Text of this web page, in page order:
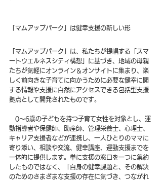
「マムアップパーク」は健幸支援の新しい形
「マムアップパーク」は、私たちが提唱する「スマ
ートウエルネスシティ構想」に基づき、地域の母親
たちが気軽にオンライン＆オンサイトに集まり、楽
しく前向きな子育てに向かうために必要な健幸に関
する情報や支援に自然にアクセスできる包括型支援
拠点として開発されたものです。
0～6歳の子どもを持つ子育て女性を対象とし、運
動指導者や保健師、助産師、管理栄養士、心理士、
キャリア支援者などが連携し、一人ひとりのママに
寄り添い、相談や交流、健幸講座、運動支援までを
一体的に提供します。単に支援の窓口を一つに集約
したものではなく、「自身の健幸課題と、その解決
のためのさまざまな支援の存在に気づき、つながれ